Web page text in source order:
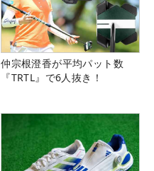
仲宗根澄香が平均パット数
『TRTL』で6人抜き！